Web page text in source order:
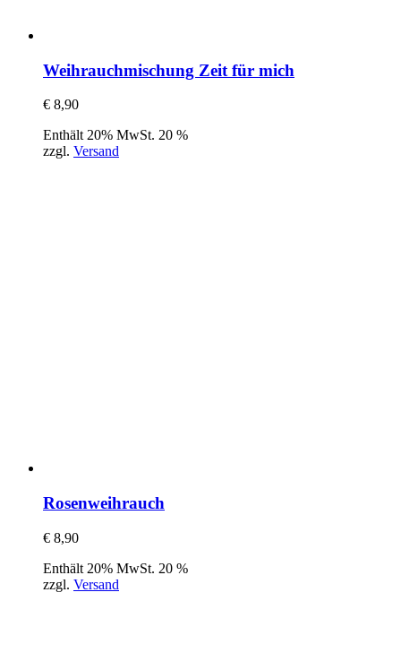
Weihrauchmischung Zeit für mich
€ 8,90
Enthält 20% MwSt. 20 %
zzgl. Versand
Rosenweihrauch
€ 8,90
Enthält 20% MwSt. 20 %
zzgl. Versand